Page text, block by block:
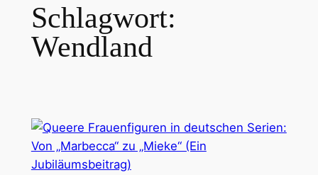
Schlagwort:
Wendland